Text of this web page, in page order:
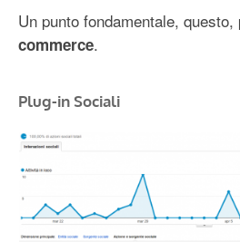
Un punto fondamentale,
commerce.
Plug-in Sociali